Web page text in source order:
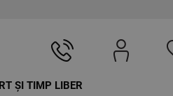
ȘI TIMP LIBER